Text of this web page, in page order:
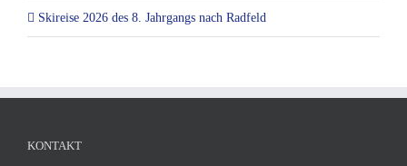
Skireise 2026 des 8. Jahrgangs nach Radfeld
KONTAKT